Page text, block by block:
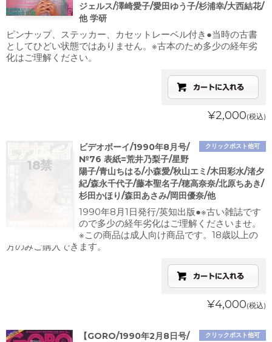
ジェルス/澤崎愛子/愛田ゆう子/杉浦幸/大西結花/
他 学研
ピンナップ、ステッカー、カセットレーベル付き●当時の古書
としてひどい状態ではありません。※古本のため多少の経年劣
化はご理解ください。
¥2,000(税込)
クリックポスト他可
ビデオボーイ/1990年8月号/
№76 表紙=荒井乃梨子/星野
陽子/青山ちはる/小森愛/秋山エミ/木田彩水/渚夕
紀/森永千代子/藤本聖名子/穂高奈奈/北原ちあき/
杉田かほり/森田あさみ/岡田優奈/他
1990年8月1日発行/英知出版●※古い雑誌です
ので多少の経年劣化はご理解くださいませ。
※この商品は成人向け商品です。18歳以上の
方のみご購入できます。
¥4,000(税込)
クリックポスト他可
【GORO/1990年2月8日号/